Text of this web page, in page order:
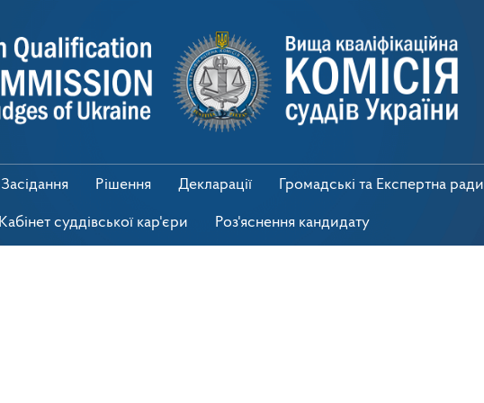
Засідання Рішення Декларації Громадські та Експертна ради
Кабінет суддівської кар'єри Роз'яснення кандидату